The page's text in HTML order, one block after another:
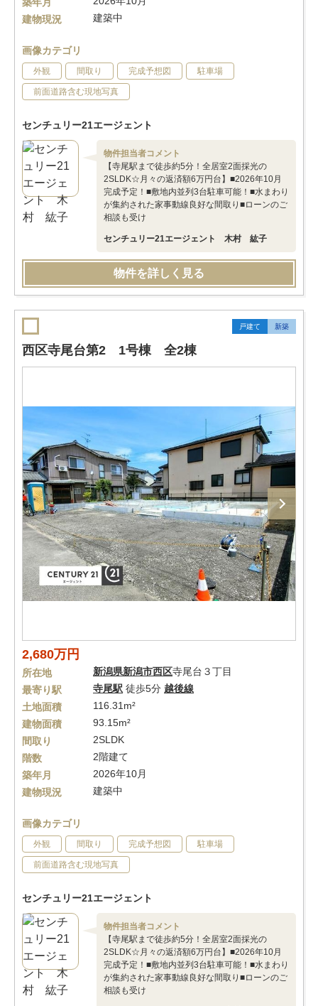
建物現況
建築中
画像カテゴリ
外観 間取り 完成予想図 駐車場
前面道路含む現地写真
センチュリー21エージェント
物件担当者コメント
【寺尾駅まで徒歩約5分！全居室2面採光の
2SLDK☆月々の返済額6万円台】■2026年10月
完成予定！■敷地内並列3台駐車可能！■水まわり
が集約された家事動線良好な間取り■ローンのご
相談も受け
センチュリー21エージェント 木村 紘子
物件を詳しく見る
戸建て 新築
西区寺尾台第2 1号棟 全2棟
2,680万円
所在地 新潟県新潟市西区寺尾台３丁目
最寄り駅
寺尾駅 徒歩5分 越後線
土地面積
116.31m²
建物面積
93.15m²
間取り
2SLDK
階数
2階建て
築年月
2026年10月
建物現況
建築中
画像カテゴリ
外観 間取り 完成予想図 駐車場
前面道路含む現地写真
センチュリー21エージェント
物件担当者コメント
【寺尾駅まで徒歩約5分！全居室2面採光の
2SLDK☆月々の返済額6万円台】■2026年10月
完成予定！■敷地内並列3台駐車可能！■水まわり
が集約された家事動線良好な間取り■ローンのご
相談も受け